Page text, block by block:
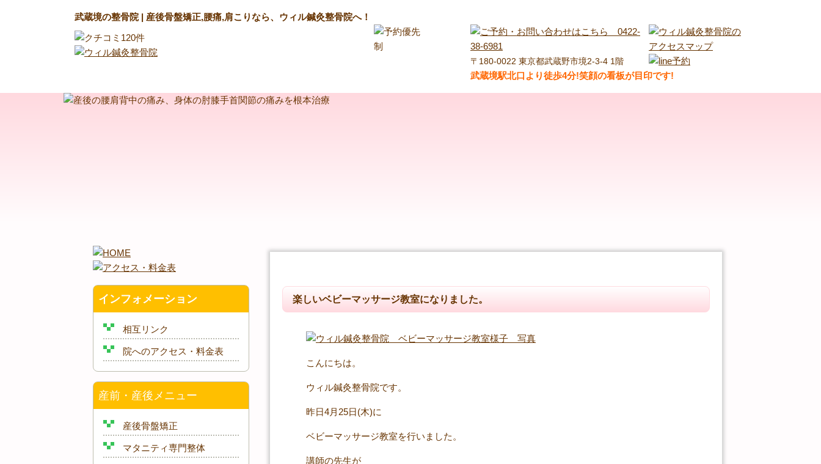
武蔵境の整骨院 | 産後骨盤矯正,腰痛,肩こりなら、ウィル鍼灸整骨院へ！
〒180-0022 東京都武蔵野市境2-3-4 1階
武蔵境駅北口より徒歩4分!笑顔の看板が目印です!
楽しいベビーマッサージ教室になりました。
こんにちは。
ウィル鍼灸整骨院です。
昨日4月25日(木)に
ベビーマッサージ教室を行いました。
講師の先生が
インフォメーション
相互リンク
院へのアクセス・料金表
産前・産後メニュー
産後骨盤矯正
マタニティ専門整体